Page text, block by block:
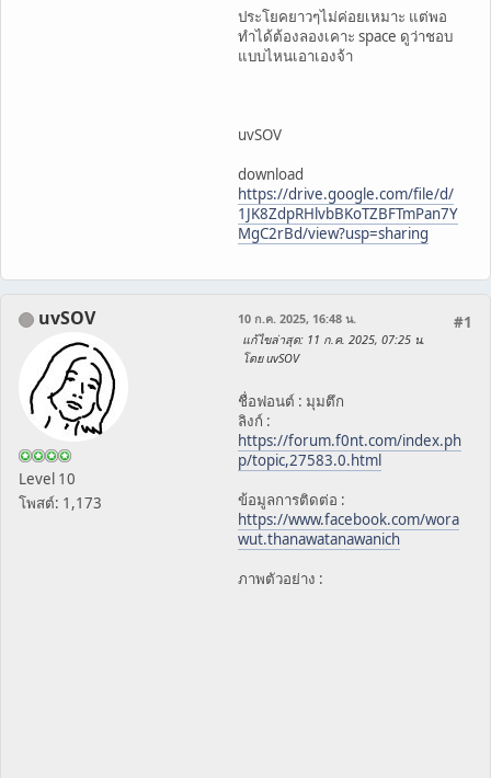
ประโยคยาวๆไม่ค่อยเหมาะ แต่พอ
ทำได้ต้องลองเคาะ space ดูว่าชอบ
แบบไหนเอาเองจ้า
uvSOV
download
https://drive.google.com/file/d/
1JK8ZdpRHlvbBKoTZBFTmPan7Y
MgC2rBd/view?usp=sharing
uvSOV
Level 10
โพสต์: 1,173
#1
10 ก.ค. 2025, 16:48 น.
แก้ไขล่าสุด: 11 ก.ค. 2025, 07:25 น.
โดย uvSOV
ชื่อฟอนต์ : มุมตึก
ลิงก์ :
https://forum.f0nt.com/index.ph
p/topic,27583.0.html
ข้อมูลการติดต่อ :
https://www.facebook.com/wora
wut.thanawatanawanich
ภาพตัวอย่าง :